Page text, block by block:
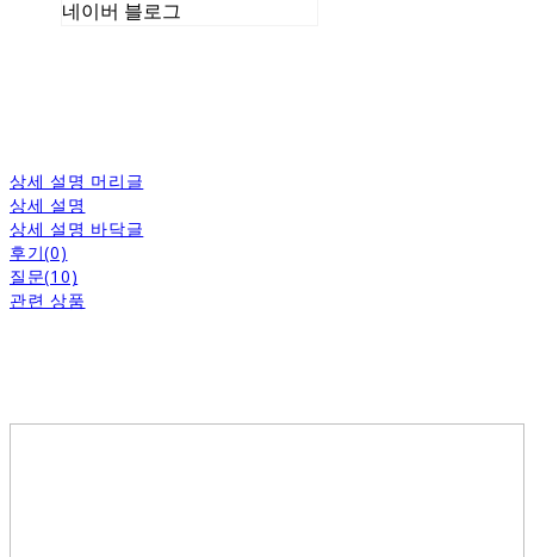
네이버 블로그
상세 설명 머리글
상세 설명
상세 설명 바닥글
후기(0)
질문(10)
관련 상품